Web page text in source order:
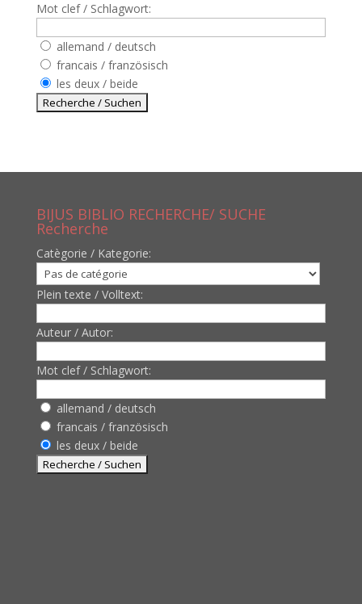
Mot clef / Schlagwort:
allemand / deutsch
francais / französisch
les deux / beide
BIJUS BIBLIO RECHERCHE/ SUCHE
Recherche
Catègorie / Kategorie:
Plein texte / Volltext:
Auteur / Autor:
Mot clef / Schlagwort:
allemand / deutsch
francais / französisch
les deux / beide